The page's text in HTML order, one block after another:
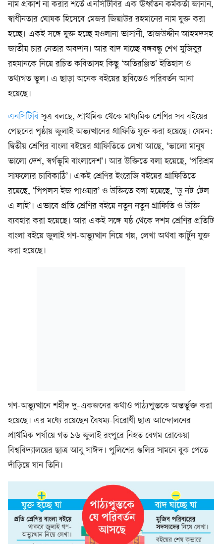
নাম প্রকাশ না করার শর্তে এনসিটিবির এক ঊর্ধ্বতন কর্মকর্তা জানান,
স্বাধীনতার ঘোষক হিসেবে মেজর জিয়াউর রহমানের নাম যুক্ত করা
হচ্ছে। একই সঙ্গে যুক্ত হচ্ছে মওলানা ভাসানী, তাজউদ্দীন আহমদসহ
জাতীয় চার নেতার অবদান। আর বাদ যাচ্ছে বঙ্গবন্ধু শেখ মুজিবুর
রহমানকে নিয়ে রচিত কবিতাসহ কিছু ‘অতিরঞ্জিত’ ইতিহাস ও
তথ্যগত ভুল। এ ছাড়া অনেক বইয়ের ছবিতেও পরিবর্তন আনা
হয়েছে।
এনসিটিবি সূত্র বলছে, প্রাথমিক থেকে মাধ্যমিক শ্রেণির সব বইয়ের
পেছনের পৃষ্ঠায় জুলাই অভ্যত্থানের গ্রাফিতি যুক্ত করা হয়েছে। যেমন:
দ্বিতীয় শ্রেণির বাংলা বইয়ের গ্রাফিতিতে লেখা আছে, ‘ভালো মানুষ
ভালো দেশ, স্বর্গভূমি বাংলাদেশ’। আর উক্তিতে বলা হয়েছে, ‘পরিশ্রম
সাফল্যের চাবিকাঠি’। একই শ্রেণির ইংরেজি বইয়ের গ্রাফিতিতে
রয়েছে, ‘পিপলস ইজ পাওয়ার’ ও উক্তিতে বলা হয়েছে, ‘ডু নট টেল
এ লাই’। এভাবে প্রতি শ্রেণির বইয়ে নতুন নতুন গ্রাফিতি ও উক্তি
ব্যবহার করা হয়েছে। আর একই সঙ্গে ষষ্ঠ থেকে দশম শ্রেণির প্রতিটি
বাংলা বইয়ে জুলাই গণ-অভ্যুত্থান নিয়ে গল্প, লেখা অথবা কার্টুন যুক্ত
করা হয়েছে।
গণ-অভ্যুত্থানে শহীদ দু-একজনের কথাও পাঠ্যপুস্তকে অন্তর্ভুক্ত করা
হয়েছে। এর মধ্যে রয়েছেন বৈষম্য-বিরোধী ছাত্র আন্দোলনের
প্রাথমিক পর্যায়ে গত ১৬ জুলাই রংপুরে নিহত বেগম রোকেয়া
বিশ্ববিদ্যালয়ের ছাত্র আবু সাঈদ। পুলিশের গুলির সামনে বুক পেতে
দাঁড়িয়ে যান তিনি।